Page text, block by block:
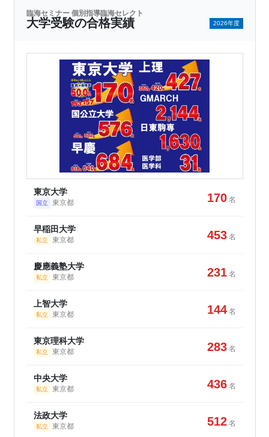
臨海セミナー 個別指導臨海セレクト
大学受験の合格実績 2026年度
東京大学
国立 東京都 170 名
早稲田大学
私立 東京都 453 名
慶應義塾大学
私立 東京都 231 名
上智大学
私立 東京都 144 名
東京理科大学
私立 東京都 283 名
中央大学
私立 東京都 436 名
法政大学
私立 東京都 512 名